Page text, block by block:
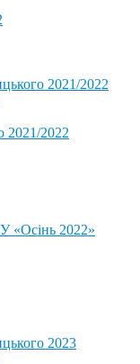
2021/2022
2021/2022
«Осінь 2022»
2023